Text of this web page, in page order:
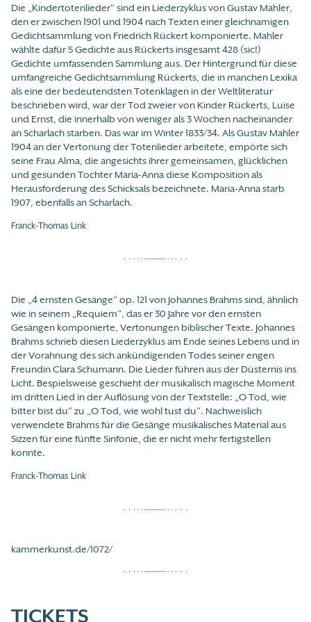
Die „Kindertotenlieder“ sind ein Liederzyklus von Gustav Mahler,
den er zwischen 1901 und 1904 nach Texten einer gleichnamigen
Gedichtsammlung von Friedrich Rückert komponierte. Mahler
wählte dafür 5 Gedichte aus Rückerts insgesamt 428 (sic!)
Gedichte umfassenden Sammlung aus. Der Hintergrund für diese
umfangreiche Gedichtsammlung Rückerts, die in manchen Lexika
als eine der bedeutendsten Totenklagen in der Weltliteratur
beschrieben wird, war der Tod zweier von Kinder Rückerts, Luise
und Ernst, die innerhalb von weniger als 3 Wochen nacheinander
an Scharlach starben. Das war im Winter 1833/34. Als Gustav Mahler
1904 an der Vertonung der Totenlieder arbeitete, empörte sich
seine Frau Alma, die angesichts ihrer gemeinsamen, glücklichen
und gesunden Tochter Maria-Anna diese Komposition als
Herausforderung des Schicksals bezeichnete. Maria-Anna starb
1907, ebenfalls an Scharlach.
Franck-Thomas Link
Die „4 ernsten Gesänge“ op. 121 von Johannes Brahms sind, ähnlich
wie in seinem „Requiem“, das er 30 Jahre vor den ernsten
Gesängen komponierte, Vertonungen biblischer Texte. Johannes
Brahms schrieb diesen Liederzyklus am Ende seines Lebens und in
der Vorahnung des sich ankündigenden Todes seiner engen
Freundin Clara Schumann. Die Lieder führen aus der Düsternis ins
Licht. Bespielsweise geschieht der musikalisch magische Moment
im dritten Lied in der Auflösung von der Textstelle: „O Tod, wie
bitter bist du“ zu „O Tod, wie wohl tust du“. Nachweislich
verwendete Brahms für die Gesänge musikalisches Material aus
Sizzen für eine fünfte Sinfonie, die er nicht mehr fertigstellen
konnte.
Franck-Thomas Link
kammerkunst.de/1072/
TICKETS